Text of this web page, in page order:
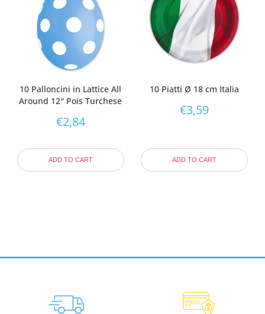
10 Palloncini in Lattice All
Around 12″ Pois Turchese
€2,84
ADD TO CART
10 Piatti Ø 18 cm Italia
€3,59
ADD TO CART